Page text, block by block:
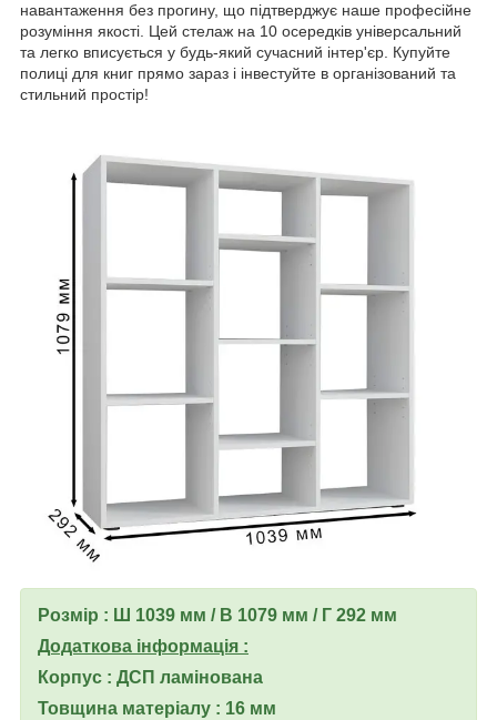
навантаження без прогину, що підтверджує наше професійне
розуміння якості. Цей стелаж на 10 осередків універсальний
та легко вписується у будь-який сучасний інтер'єр. Купуйте
полиці для книг прямо зараз і інвестуйте в організований та
стильний простір!
Розмір : Ш 1039 мм / В 1079 мм / Г 292 мм
Додаткова інформація :
Корпус : ДСП ламінована
Товщина матеріалу : 16 мм